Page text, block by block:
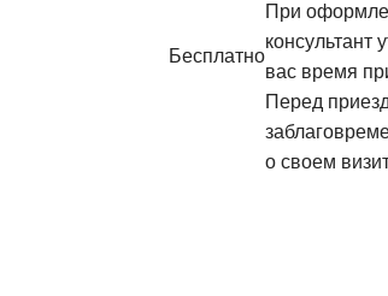
Бесплатно
При
консультант
вас время
Перед
о своем